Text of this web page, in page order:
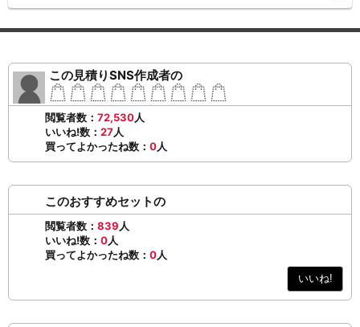
この見積りSNS作成者の
閲覧者数： 72,530人
いいね!数： 27人
買ってよかったね数： 0人
このおすすめセットの
閲覧者数： 839 人
いいね!数： 0人
買ってよかったね数： 0人
いいね!